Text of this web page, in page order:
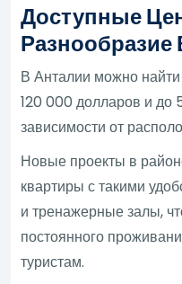
Доступные
Разнообразие
В Анталии можно
120 000 долларов и до
зависимости от
Новые проекты в
квартиры с такими
и тренажерные залы,
постоянного
туристам.